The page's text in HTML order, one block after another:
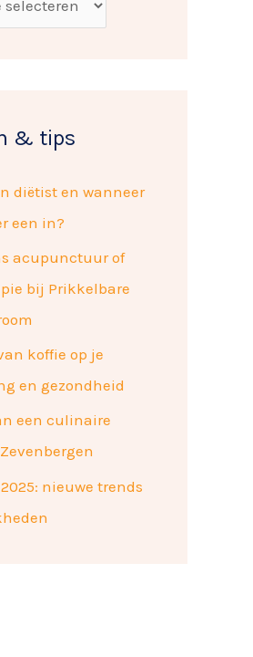
& tips
diëtist en wanneer
een in?
acupunctuur of
bij Prikkelbare
koffie op je
en gezondheid
een culinaire
nieuwe trends